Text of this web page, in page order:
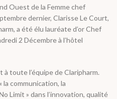
Ouest de la Femme chef
dernier, Clarisse Le Court,
a été élu lauréate d’or Chef
2 Décembre à l’hôtel
toute l’équipe de Claripharm.
la communication, la
Limit » dans l’innovation, qualité